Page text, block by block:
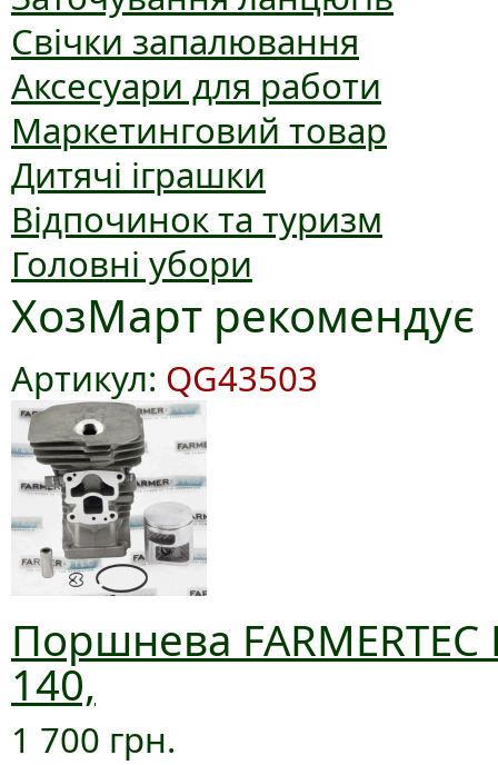
Свічки запалювання
Аксесуари для работи
Маркетинговий товар
Дитячі іграшки
Відпочинок та туризм
Головні убори
ХозМарт рекомендує
Артикул: QG43503
Поршнева
140,
1 700 грн.